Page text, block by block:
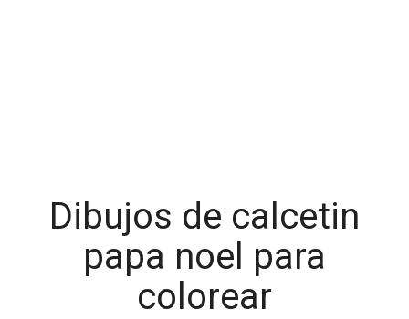
Dibujos de calcetin
papa noel para
colorear